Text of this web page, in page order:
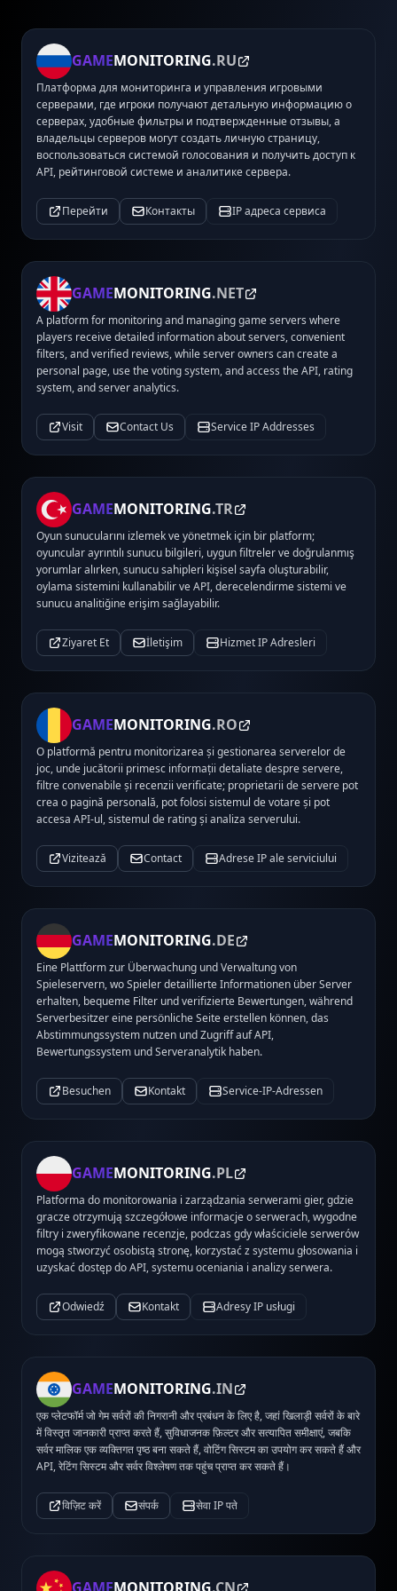
GAMEMONITORING.RU
Платформа для мониторинга и управления игровыми
серверами, где игроки получают детальную информацию о
серверах, удобные фильтры и подтвержденные отзывы, а
владельцы серверов могут создать личную страницу,
воспользоваться системой голосования и получить доступ к
API, рейтинговой системе и аналитике сервера.
Перейти Контакты IP адреса сервиса
GAMEMONITORING.NET
A platform for monitoring and managing game servers where
players receive detailed information about servers, convenient
filters, and verified reviews, while server owners can create a
personal page, use the voting system, and access the API, rating
system, and server analytics.
Visit Contact Us Service IP Addresses
GAMEMONITORING.TR
Oyun sunucularını izlemek ve yönetmek için bir platform;
oyuncular ayrıntılı sunucu bilgileri, uygun filtreler ve doğrulanmış
yorumlar alırken, sunucu sahipleri kişisel sayfa oluşturabilir,
oylama sistemini kullanabilir ve API, derecelendirme sistemi ve
sunucu analitiğine erişim sağlayabilir.
Ziyaret Et İletişim Hizmet IP Adresleri
GAMEMONITORING.RO
O platformă pentru monitorizarea și gestionarea serverelor de
joc, unde jucătorii primesc informații detaliate despre servere,
filtre convenabile și recenzii verificate; proprietarii de servere pot
crea o pagină personală, pot folosi sistemul de votare și pot
accesa API-ul, sistemul de rating și analiza serverului.
Vizitează Contact Adrese IP ale serviciului
GAMEMONITORING.DE
Eine Plattform zur Überwachung und Verwaltung von
Spieleservern, wo Spieler detaillierte Informationen über Server
erhalten, bequeme Filter und verifizierte Bewertungen, während
Serverbesitzer eine persönliche Seite erstellen können, das
Abstimmungssystem nutzen und Zugriff auf API,
Bewertungssystem und Serveranalytik haben.
Besuchen Kontakt Service-IP-Adressen
GAMEMONITORING.PL
Platforma do monitorowania i zarządzania serwerami gier, gdzie
gracze otrzymują szczegółowe informacje o serwerach, wygodne
filtry i zweryfikowane recenzje, podczas gdy właściciele serwerów
mogą stworzyć osobistą stronę, korzystać z systemu głosowania i
uzyskać dostęp do API, systemu oceniania i analizy serwera.
Odwiedź Kontakt Adresy IP usługi
GAMEMONITORING.IN
एक प्लेटफॉर्म जो गेम सर्वरों की निगरानी और प्रबंधन के लिए है, जहां खिलाड़ी सर्वरों के बारे
में विस्तृत जानकारी प्राप्त करते हैं, सुविधाजनक फ़िल्टर और सत्यापित समीक्षाएं, जबकि
सर्वर मालिक एक व्यक्तिगत पृष्ठ बना सकते हैं, वोटिंग सिस्टम का उपयोग कर सकते हैं और
API, रेटिंग सिस्टम और सर्वर विश्लेषण तक पहुंच प्राप्त कर सकते हैं।
विज़िट करें संपर्क सेवा IP पते